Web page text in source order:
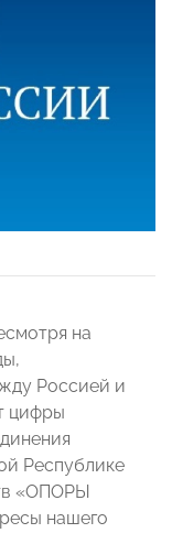
на
Россией и
цифры
Республике
«ОПОРЫ
нашего